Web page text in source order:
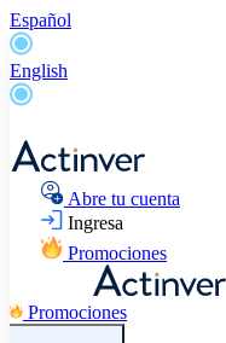
Español
English
Abre tu cuenta
Ingresa
Promociones
Promociones